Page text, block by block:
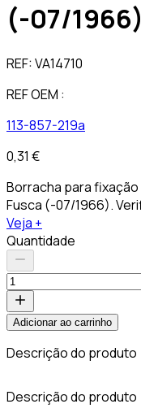
(-07/1966)
REF:VA14710
REF OEM :
113-857-219a
0,31 €
Borracha para
Fusca (-07/1966).
Veja +
Quantidade
Adicionar ao carrinho
Descrição do produto
Descrição do produto